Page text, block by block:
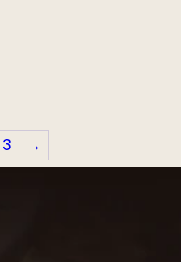
3 →